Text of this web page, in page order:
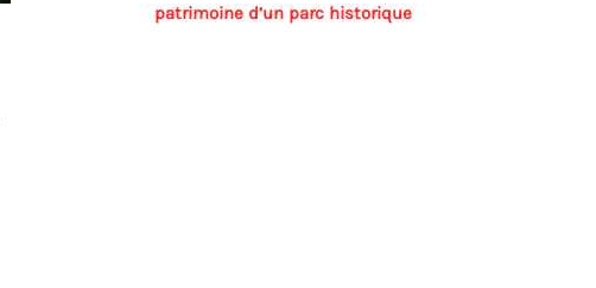
patrimoine d’un parc historique